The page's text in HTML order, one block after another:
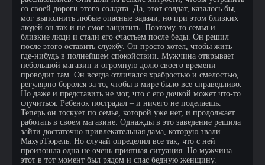
со своей дороги этого солдата. Да, этот солдат, казалось бы,
мог выполнить любые опасные задачи, но при этом близких
людей он так и не смог защитить. Поэтому-то семья и
близкие люди и стали его счастьем после беды. Он решил
после этого оставить службу. Он просто хотел, чтобы жить
где-нибудь в полнейшем спокойствии. Мужчина открывает
небольшой магазин и огромную долю своего времени
проводит там. Он всегда отличался храбростью и смелостью,
регулярно боролся за то, чтобы в мире было все справедливо.
Но даже и представить не мог, что с его дочкой может что-то
случиться. Ребенок пострадал – и ничего не поделаешь.
Теперь он тоскует по семье, которой уже нет, и продолжает
работать в своем магазине. Однажды в это заведение решила
зайти достаточно привлекательная дама, которую звали
МахурТюрель. Но случай определил все так, что с ней
произошла одна не очень приятная ситуация. Но мужчина
этот в тот момент был рядом и спас бедную женщину.